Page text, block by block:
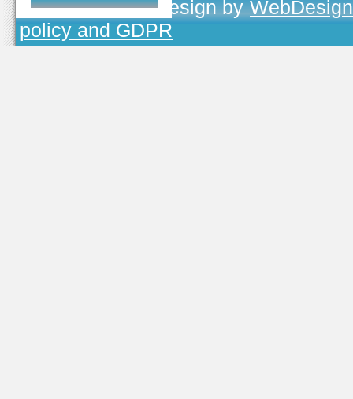
TOJEONO.CZ, design by
policy and GDPR